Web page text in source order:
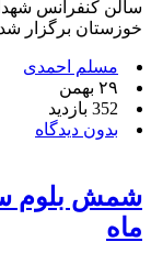
سالن کنفرانس
خوزستان برگزار
مسلم احمدی
۲۹ بهمن
352 بازدید
بدون دیدگاه
شمش بلوم
ماه